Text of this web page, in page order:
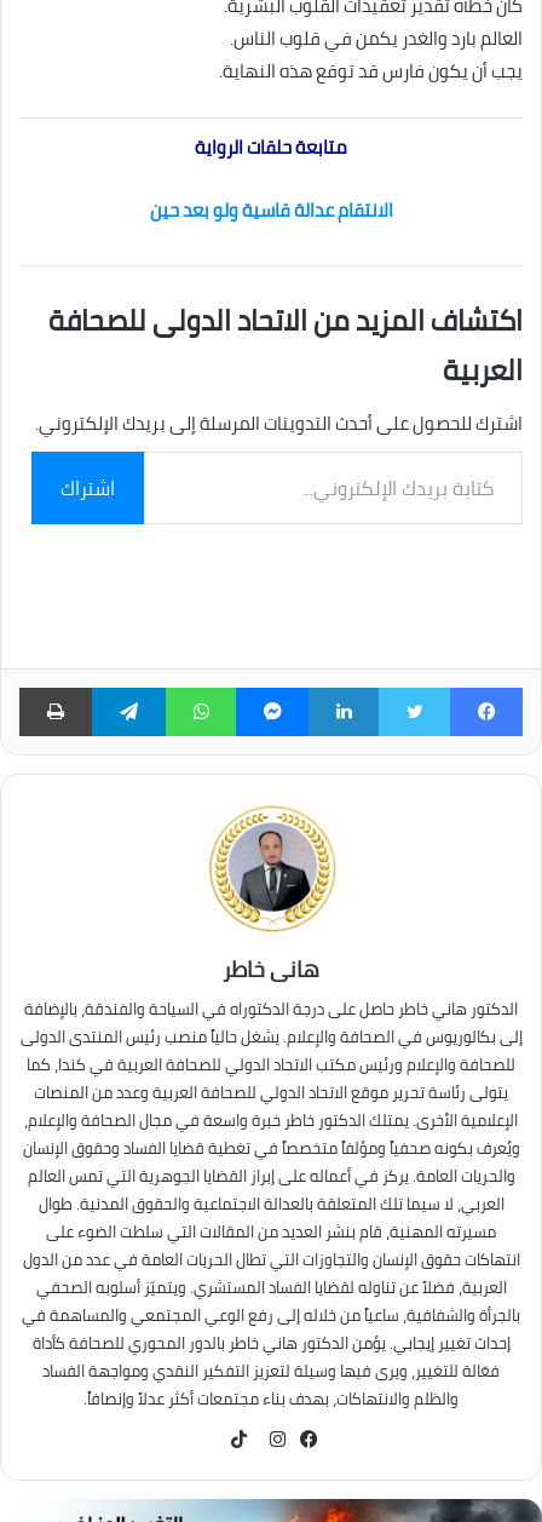
العالم بارد والغدر يكمن في قلوب الناس.
يجب أن يكون فارس قد توقع هذه النهاية.
متابعة حلقات الرواية
الانتقام عدالة قاسية ولو بعد حين
اكتشاف المزيد من الاتحاد الدولى للصحافة
العربية
اشترك للحصول على أحدث التدوينات المرسلة إلى بريدك الإلكتروني.
بريدك
الإلكتروني...
اشتراك
فيسبوك لينكدإن ماسنجر واتساب تيلقرام
هانى خاطر
الدكتور هاني خاطر حاصل على درجة الدكتوراه في السياحة والفندقة، بالإضافة
إلى بكالوريوس في الصحافة والإعلام. يشغل حالياً منصب رئيس المنتدى الدولى
للصحافة والإعلام ورئيس مكتب الاتحاد الدولي للصحافة العربية في كندا، كما
يتولى رئاسة تحرير موقع الاتحاد الدولي للصحافة العربية وعدد من المنصات
الإعلامية الأخرى. يمتلك الدكتور خاطر خبرة واسعة في مجال الصحافة والإعلام،
ويُعرف بكونه صحفياً ومؤلفاً متخصصاً في تغطية قضايا الفساد وحقوق الإنسان
والحريات العامة. يركز في أعماله على إبراز القضايا الجوهرية التي تمس العالم
العربي، لا سيما تلك المتعلقة بالعدالة الاجتماعية والحقوق المدنية. طوال
مسيرته المهنية، قام بنشر العديد من المقالات التي سلطت الضوء على
انتهاكات حقوق الإنسان والتجاوزات التي تطال الحريات العامة في عدد من الدول
العربية، فضلاً عن تناوله لقضايا الفساد المستشري. ويتميّز أسلوبه الصحفي
بالجرأة والشفافية، ساعياً من خلاله إلى رفع الوعي المجتمعي والمساهمة في
إحداث تغيير إيجابي. يؤمن الدكتور هاني خاطر بالدور المحوري للصحافة كأداة
فعّالة للتغيير، ويرى فيها وسيلة لتعزيز التفكير النقدي ومواجهة الفساد
والظلم والانتهاكات، بهدف بناء مجتمعات أكثر عدلاً وإنصافاً.